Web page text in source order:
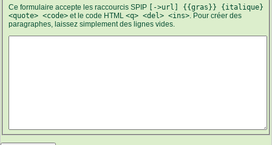
Ce formulaire accepte les raccourcis SPIP
[->url] {{gras}} {italique}
<quote> <code> et le code HTML <q> <del> <ins>. Pour créer des
paragraphes, laissez simplement des lignes vides.